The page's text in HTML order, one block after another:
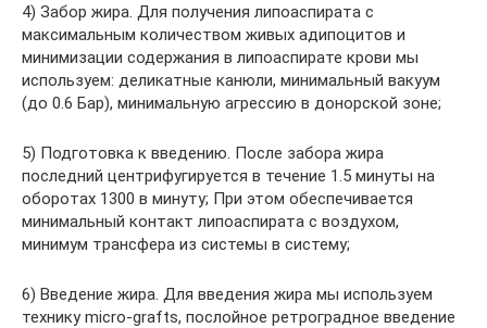
4) Забор жира. Для получения липоаспирата с
максимальным количеством живых адипоцитов и
минимизации содержания в липоаспирате крови мы
используем: деликатные канюли, минимальный вакуум
(до 0.6 Бар), минимальную агрессию в донорской зоне;
5) Подготовка к введению. После забора жира
последний центрифугируется в течение 1.5 минуты на
оборотах 1300 в минуту; При этом обеспечивается
минимальный контакт липоаспирата с воздухом,
минимум трансфера из системы в систему;
6) Введение жира. Для введения жира мы используем
технику micro-grafts, послойное ретроградное введение